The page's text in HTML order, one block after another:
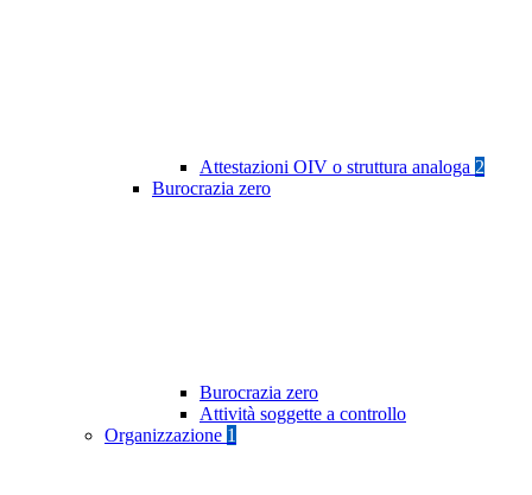
Attestazioni OIV o struttura analoga 2
Burocrazia zero
Burocrazia zero
Attività soggette a controllo
Organizzazione 1